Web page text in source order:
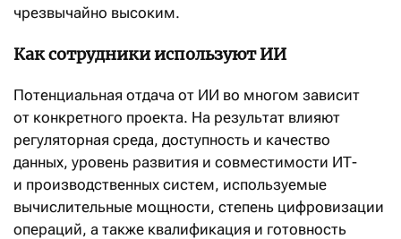
чрезвычайно высоким.
Как сотрудники используют ИИ
Потенциальная отдача от ИИ во многом зависит
от конкретного проекта. На результат влияют
регуляторная среда, доступность и качество
данных, уровень развития и совместимости ИТ-
и производственных систем, используемые
вычислительные мощности, степень цифровизации
операций, а также квалификация и готовность